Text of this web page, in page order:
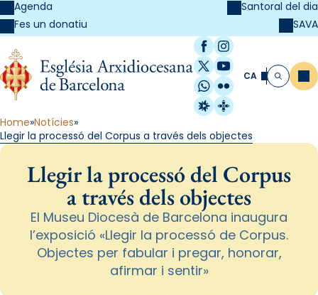
Agenda
Fes un donatiu
Santoral del dia
SAVA
Facebook
Instagram
X / Twitter
YouTube
WhatsApp
Flickr
Radio Estel
Catalunya
CA Cerca
Home Notícies
Llegir la processó del Corpus a través dels objectes
Llegir la processó del Corpus
a través dels objectes
El Museu Diocesà de Barcelona inaugura
l’exposició «Llegir la processó de Corpus.
Objectes per fabular i pregar, honorar,
afirmar i sentir»